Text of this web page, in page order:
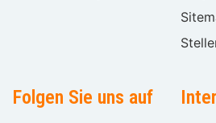
Folgen Sie uns auf